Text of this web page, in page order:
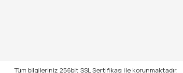
Tüm bilgileriniz 256bit SSL Sertifikası ile korunmaktadır.